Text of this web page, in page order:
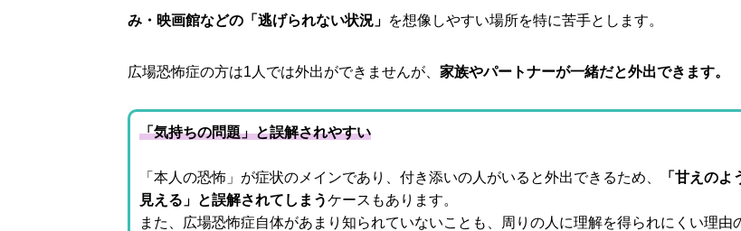
み・映画館などの「逃げられない状況」 を想像しやすい場所を特に苦手とします。
広場恐怖症の方は1人では外出ができませんが、 家族やパートナーが一緒だと外出できます。
「気持ちの問題」と誤解されやすい
「本人の恐怖」が症状のメインであり、付き添いの人がいると外出できるため、
「甘えのよ
見える」と誤解されてしまうケースもあります。
また、広場恐怖症自体があまり知られていないことも、周りの人に理解を得られにくい理由